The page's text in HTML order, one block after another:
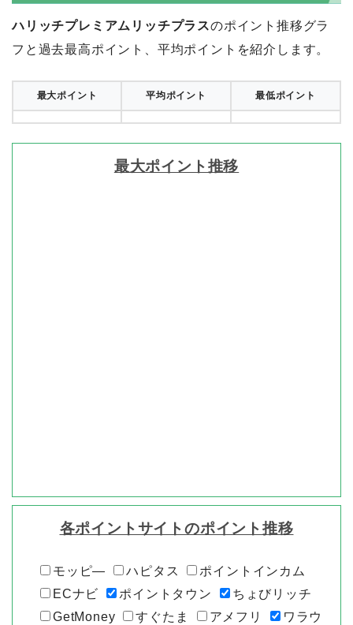
ハリッチプレミアムリッチプラスのポイント推移グラ
フと過去最高ポイント、平均ポイントを紹介します。
最大ポイント 平均ポイント 最低ポイント
最大ポイント推移
各ポイントサイトのポイント推移
モッピ― ハピタス
ポイントインカム
ECナビ
ポイントタウン
ちょびリッチ
GetMoney
すぐたま アメフリ ワラウ